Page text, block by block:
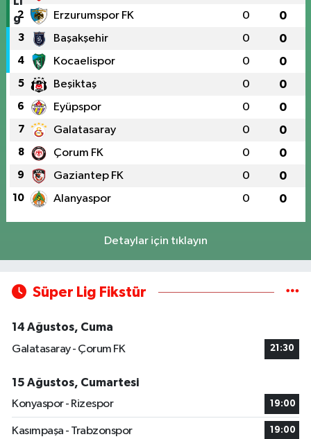
2 Erzurumspor FK 0 0
3 Başakşehir 0 0
4 Kocaelispor 0 0
5 Beşiktaş 0 0
6 Eyüpspor 0 0
7 Galatasaray 0 0
8 Çorum FK 0 0
9 Gaziantep FK 0 0
10 Alanyaspor 0 0
Detaylar için tıklayın
Süper Lig Fikstür
14 Ağustos, Cuma
Galatasaray - Çorum FK
21:30
15 Ağustos, Cumartesi
Konyaspor - Rizespor
19:00
Kasımpaşa - Trabzonspor 19:00